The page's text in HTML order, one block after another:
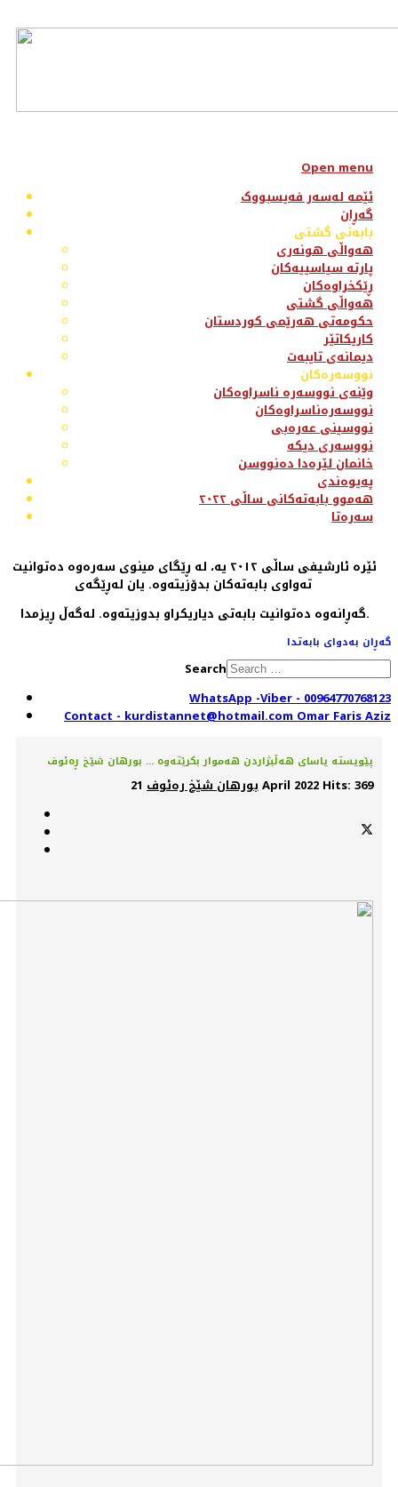
Open menu
ئێمە لەسەر فەیسبووک
گەڕان
بابەتی گشتی
هەواڵی هونەری
پارتە سیاسییەکان
ڕێکخراوەکان
هەواڵی گشتی
حکومەتی هەرێمی کوردستان
کاریکاتێر
دیمانەی تایبەت
نووسەرەکان
وێنەی نووسەرە ناسراوەکان
نووسەرەناسراوەکان
نووسینی عەرەبی
نووسەری دیکە
خانمان لێرەدا دەنووسن
پەیوەندی
هەموو بابەتەکانی ساڵی ٢٠٢٢
سەرەتا
ئێرە ئارشیفی ساڵی ٢٠١٢ یە، لە ڕێگای مینوی سەرەوە دەتوانیت
تەواوی بابەتەکان بدۆزیتەوە. یان لەڕێگەی
گەڕانەوە دەتوانیت بابەتی دیاریکراو بدوزیتەوە. لەگەڵ ڕیزمدا.
گەڕان بەدوای بابەتدا
Search
WhatsApp -Viber - 00964770768123
Contact - kurdistannet@hotmail.com Omar Faris Aziz
بورهان شێخ ره‌ئوف21 April 2022 Hits: 369